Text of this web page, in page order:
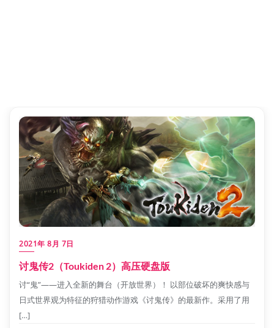
2021年 8月 7日
讨鬼传2（Toukiden 2）高压硬盘版
讨“鬼”——进入全新的舞台（开放世界）！ 以部位破坏的爽快感与
日式世界观为特征的狩猎动作游戏《讨鬼传》的最新作。采用了用
[…]